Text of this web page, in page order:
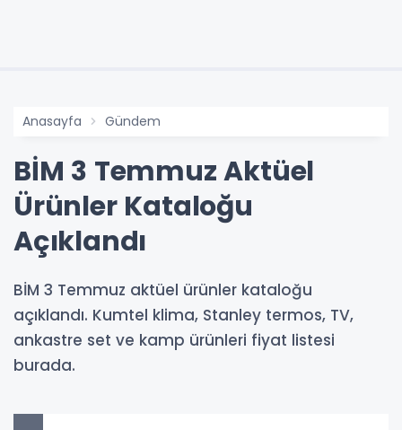
Anasayfa Gündem
BİM 3 Temmuz Aktüel
Ürünler Kataloğu
Açıklandı
BİM 3 Temmuz aktüel ürünler kataloğu
açıklandı. Kumtel klima, Stanley termos, TV,
ankastre set ve kamp ürünleri fiyat listesi
burada.